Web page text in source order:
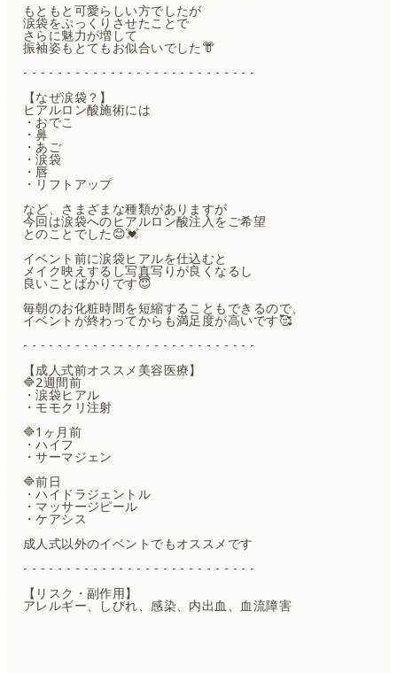
もともと可愛らしい方でしたが
涙袋をぷっくりさせたことで
さらに魅力が増して
振袖姿もとてもお似合いでした👘
- - - - - - - - - - - - - - - - - - - - - - - - - - -
【なぜ涙袋？】
ヒアルロン酸施術には
・おでこ
・鼻
・あご
・涙袋
・唇
・リフトアップ
など、さまざまな種類がありますが
今回は涙袋へのヒアルロン酸注入をご希望
とのことでした😊💓
イベント前に涙袋ヒアルを仕込むと
メイク映えするし写真写りが良くなるし
良いことばかりです😇
毎朝のお化粧時間を短縮することもできるので、
イベントが終わってからも満足度が高いです🥰
- - - - - - - - - - - - - - - - - - - - - - - - - - -
【成人式前オススメ美容医療】
🔷2週間前
・涙袋ヒアル
・モモクリ注射
🔷1ヶ月前
・ハイフ
・サーマジェン
🔷前日
・ハイドラジェントル
・マッサージピール
・ケアシス
成人式以外のイベントでもオススメです
- - - - - - - - - - - - - - - - - - - - - - - - - - -
【リスク・副作用】
アレルギー、しびれ、感染、内出血、血流障害